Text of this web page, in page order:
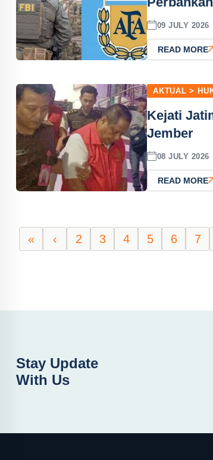
09 JULY 2026
READ MORE
AKTUAL >
Kejati
Jember
08 JULY 2026
READ MORE
« ‹ 2 3 4 5 6 7
Stay Update
With Us